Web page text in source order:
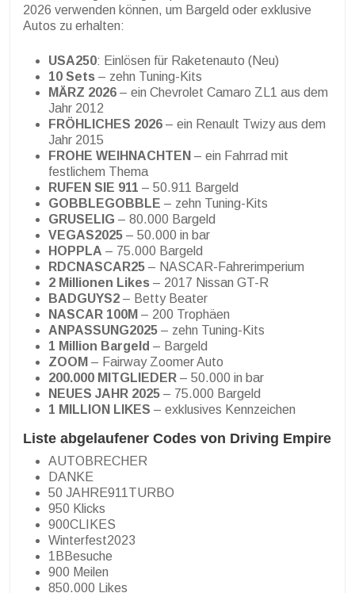
2026 verwenden können, um Bargeld oder exklusive
Autos zu erhalten:
USA250: Einlösen für Raketenauto (Neu)
10 Sets – zehn Tuning-Kits
MÄRZ 2026 – ein Chevrolet Camaro ZL1 aus dem
Jahr 2012
FRÖHLICHES 2026 – ein Renault Twizy aus dem
Jahr 2015
FROHE WEIHNACHTEN – ein Fahrrad mit
festlichem Thema
RUFEN SIE 911 – 50.911 Bargeld
GOBBLEGOBBLE – zehn Tuning-Kits
GRUSELIG – 80.000 Bargeld
VEGAS2025 – 50.000 in bar
HOPPLA – 75.000 Bargeld
RDCNASCAR25 – NASCAR-Fahrerimperium
2 Millionen Likes – 2017 Nissan GT-R
BADGUYS2 – Betty Beater
NASCAR 100M – 200 Trophäen
ANPASSUNG2025 – zehn Tuning-Kits
1 Million Bargeld – Bargeld
ZOOM – Fairway Zoomer Auto
200.000 MITGLIEDER – 50.000 in bar
NEUES JAHR 2025 – 75.000 Bargeld
1 MILLION LIKES – exklusives Kennzeichen
Liste abgelaufener Codes von Driving Empire
AUTOBRECHER
DANKE
50 JAHRE911TURBO
950 Klicks
900CLIKES
Winterfest2023
1BBesuche
900 Meilen
850.000 Likes